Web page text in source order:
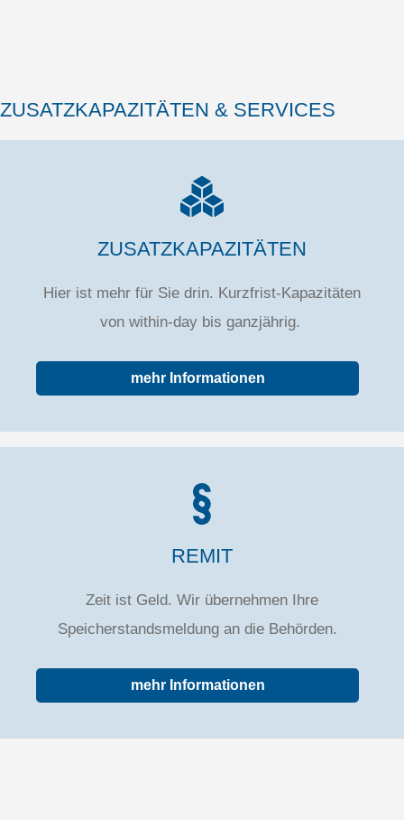
ZUSATZKAPAZITÄTEN & SERVICES
ZUSATZKAPAZITÄTEN
Hier ist mehr für Sie drin. Kurzfrist-Kapazitäten
von within-day bis ganzjährig.
mehr Informationen
REMIT
Zeit ist Geld. Wir übernehmen Ihre
Speicherstandsmeldung an die Behörden.
mehr Informationen